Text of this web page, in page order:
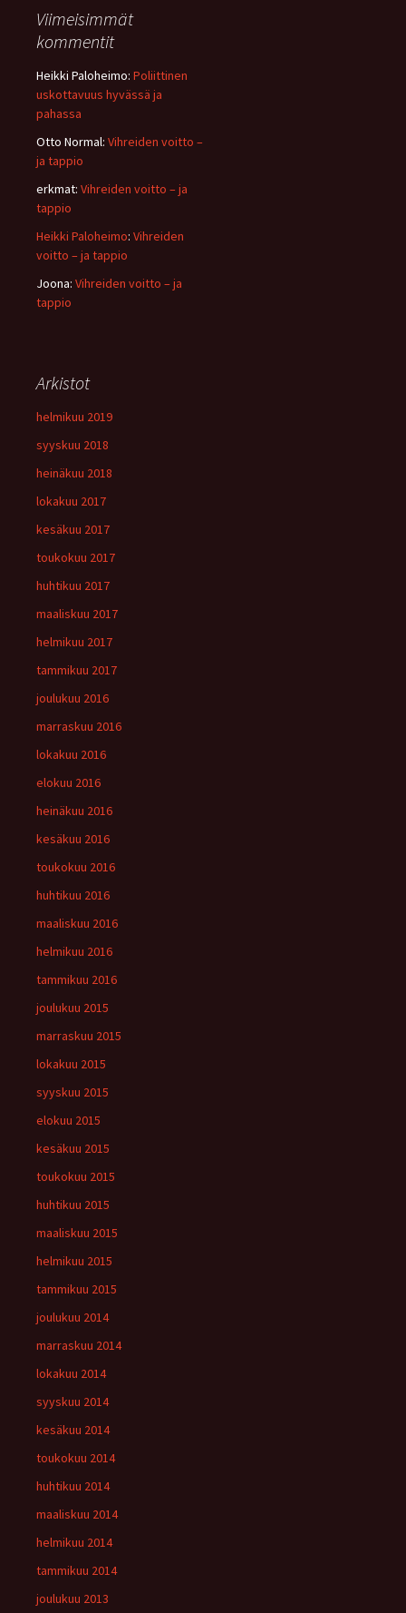
Viimeisimmät
kommentit
Heikki Paloheimo: Poliittinen
uskottavuus hyvässä ja
pahassa
Otto Normal: Vihreiden voitto –
ja tappio
erkmat: Vihreiden voitto – ja
tappio
Heikki Paloheimo: Vihreiden
voitto – ja tappio
Joona: Vihreiden voitto – ja
tappio
Arkistot
helmikuu 2019
syyskuu 2018
heinäkuu 2018
lokakuu 2017
kesäkuu 2017
toukokuu 2017
huhtikuu 2017
maaliskuu 2017
helmikuu 2017
tammikuu 2017
joulukuu 2016
marraskuu 2016
lokakuu 2016
elokuu 2016
heinäkuu 2016
kesäkuu 2016
toukokuu 2016
huhtikuu 2016
maaliskuu 2016
helmikuu 2016
tammikuu 2016
joulukuu 2015
marraskuu 2015
lokakuu 2015
syyskuu 2015
elokuu 2015
kesäkuu 2015
toukokuu 2015
huhtikuu 2015
maaliskuu 2015
helmikuu 2015
tammikuu 2015
joulukuu 2014
marraskuu 2014
lokakuu 2014
syyskuu 2014
kesäkuu 2014
toukokuu 2014
huhtikuu 2014
maaliskuu 2014
helmikuu 2014
tammikuu 2014
joulukuu 2013